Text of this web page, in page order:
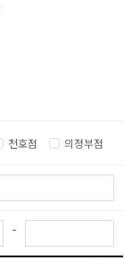
천호점 의정부점
-